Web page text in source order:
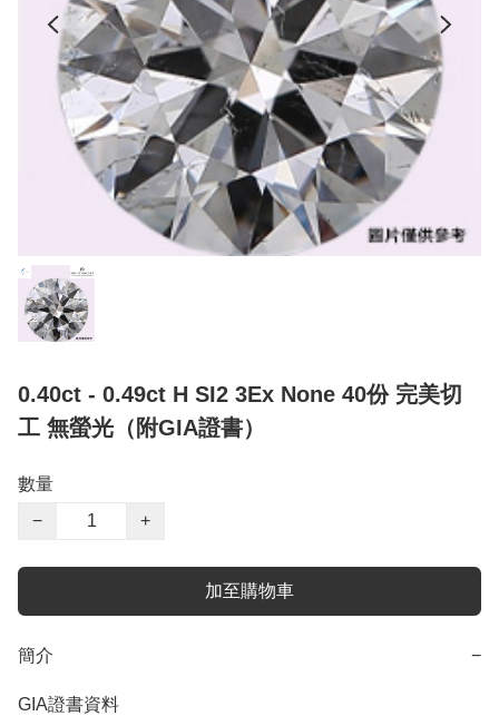
0.40ct - 0.49ct H SI2 3Ex None 40份 完美切
工 無螢光（附GIA證書）
數量
−
+
加至購物車
簡介 −
GIA證書資料